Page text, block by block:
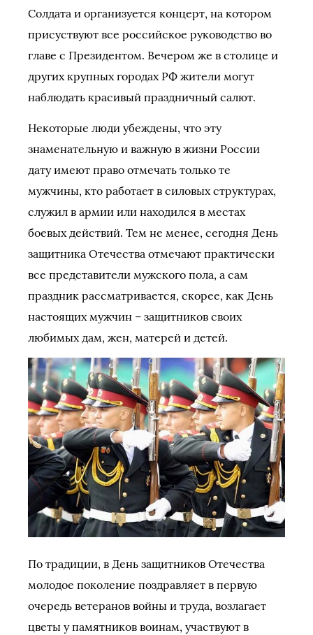
Солдата и организуется концерт, на котором
присуствуют все российское руководство во
главе с Президентом. Вечером же в столице и
других крупных городах РФ жители могут
наблюдать красивый праздничный салют.
Некоторые люди убеждены, что эту
знаменательную и важную в жизни России
дату имеют право отмечать только те
мужчины, кто работает в силовых структурах,
служил в армии или находился в местах
боевых действий. Тем не менее, сегодня День
защитника Отечества отмечают практически
все представители мужского пола, а сам
праздник рассматривается, скорее, как День
настоящих мужчин – защитников своих
любимых дам, жен, матерей и детей.
По традиции, в День защитников Отечества
молодое поколение поздравляет в первую
очередь ветеранов войны и труда, возлагает
цветы у памятников воинам, участвуют в